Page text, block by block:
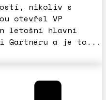
nikoliv s
otevřel VP
letošní hlavní
Gartneru a je to...